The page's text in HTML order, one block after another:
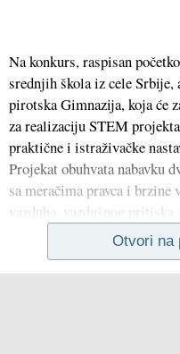
Na konkurs, raspisan
srednjih škola iz cele Srbije,
pirotska Gimnazija, koja će
za realizaciju STEM
praktične i istraživačke
Projekat obuhvata nabavku
sa meračima pravca i
vazduha, vazdušnog pritiska,
Otvori na